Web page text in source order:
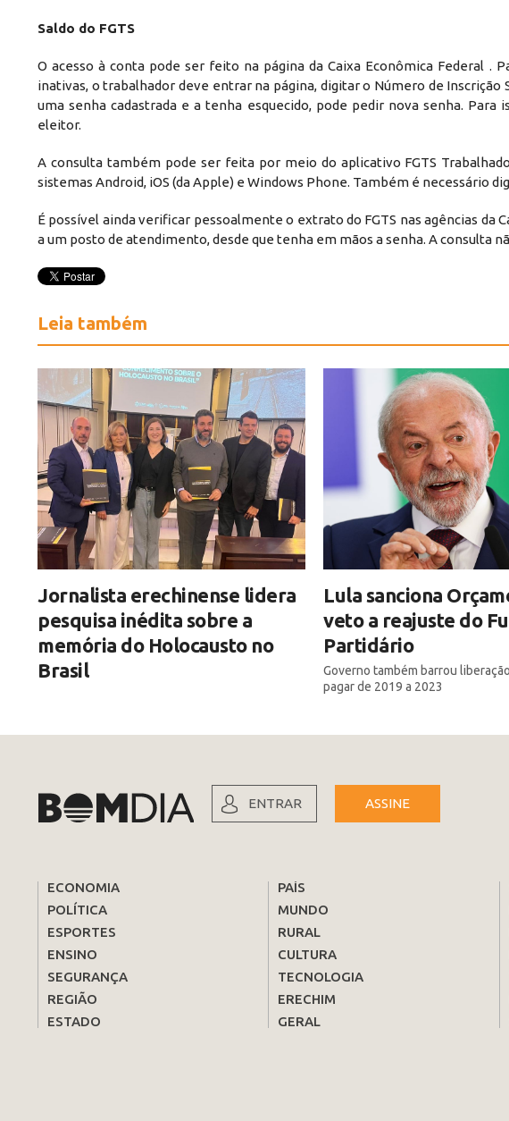
Saldo do FGTS
O acesso à conta pode ser feito na página da Caixa Econômica Federal .
inativas, o trabalhador deve entrar na página, digitar o Número de Inscrição
uma senha cadastrada e a tenha esquecido, pode pedir nova senha.
eleitor.
A consulta também pode ser feita por meio do aplicativo FGTS
sistemas Android, iOS (da Apple) e Windows Phone. Também é necessário
É possível ainda verificar pessoalmente o extrato do FGTS nas agências da
a um posto de atendimento, desde que tenha em mãos a senha. A consulta
Leia também
Jornalista erechinense lidera
pesquisa inédita sobre a
memória do Holocausto no
Brasil
Lula sanciona
veto a reajuste do
Partidário
Governo também barrou
pagar de 2019 a 2023
ENTRAR ASSINE
ECONOMIA
POLÍTICA
ESPORTES
ENSINO
SEGURANÇA
REGIÃO
ESTADO
PAÍS
MUNDO
RURAL
CULTURA
TECNOLOGIA
ERECHIM
GERAL